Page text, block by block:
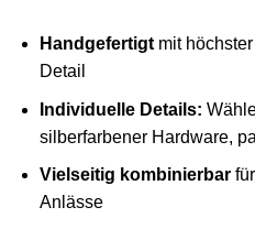
Handgefertigtmit
Detail
Individuelle Details:
silberfarbener Hardware,
Vielseitig kombinierbarfür
Anlässe